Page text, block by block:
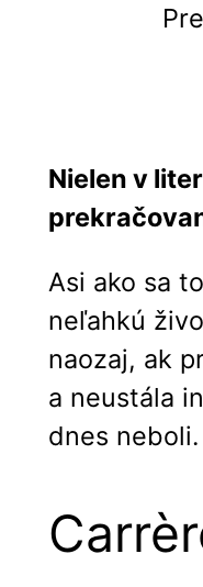
Nielen v
Asi ako sa
neľahkú
naozaj, ak
a neustála
dnes neboli.